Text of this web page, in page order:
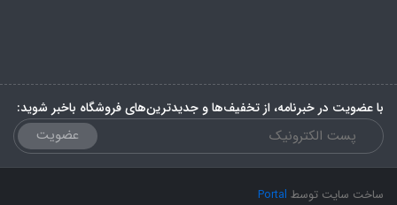
با عضویت در خبرنامه، از تخفیف‌ها و جدیدترین‌های فروشگاه باخبر شوید:
عضویت
ساخت سایت توسط Portal